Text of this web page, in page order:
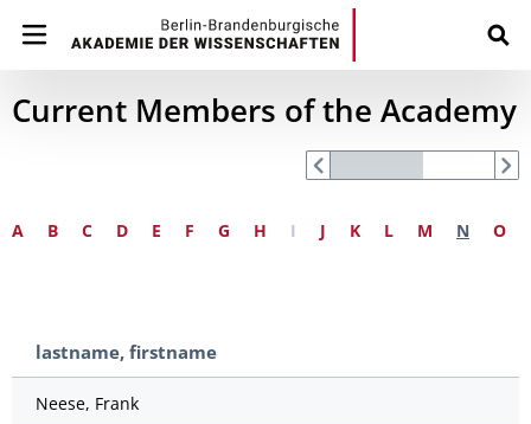
Current Members of the Academy
A B C D E F G H I J K L M N O
lastname, firstname
Neese, Frank